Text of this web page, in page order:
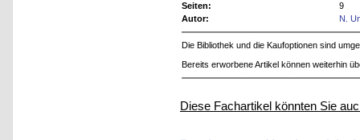
Seiten:
9
Autor:
N.
Die Bibliothek und die Kaufoptionen sind
Bereits erworbene Artikel können weiterhin
Diese Fachartikel könnten Sie